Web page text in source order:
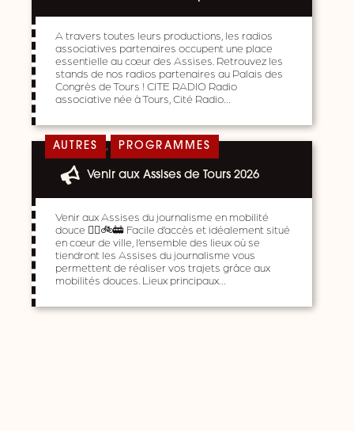
A travers toutes leurs productions, les radios
associatives partenaires occupent une place
essentielle au cœur des Assises. Retrouvez les
stands de nos radios partenaires au Palais des
Congrès de Tours ! CITE RADIO Radio
associative née à Tours, Cité Radio…
AUTRES , PROGRAMMES
Venir aux Assises de Tours 2026
Venir aux Assises du journalisme en mobilité
douce 🚶‍♀️🚲🚋 Facile d’accès et idéalement situé
en cœur de ville, l’ensemble des lieux où se
tiendront les Assises du journalisme vous
permettent de réaliser vos trajets grâce aux
mobilités douces. Lieux principaux…